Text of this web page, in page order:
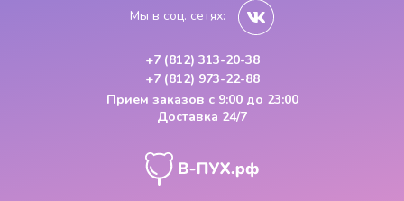
Мы в соц. сетях:
+7 (812) 313-20-38
+7 (812) 973-22-88
Прием заказов с 9:00 до 23:00
Доставка 24/7